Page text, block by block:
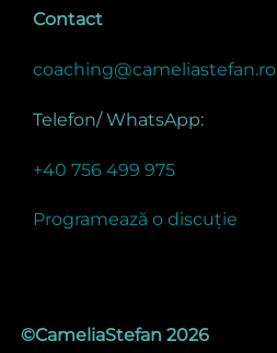
Contact
coaching@cameliastefan.ro
Telefon/ WhatsApp:
+40 756 499 975
Programează o discuție
©CameliaStefan 2026